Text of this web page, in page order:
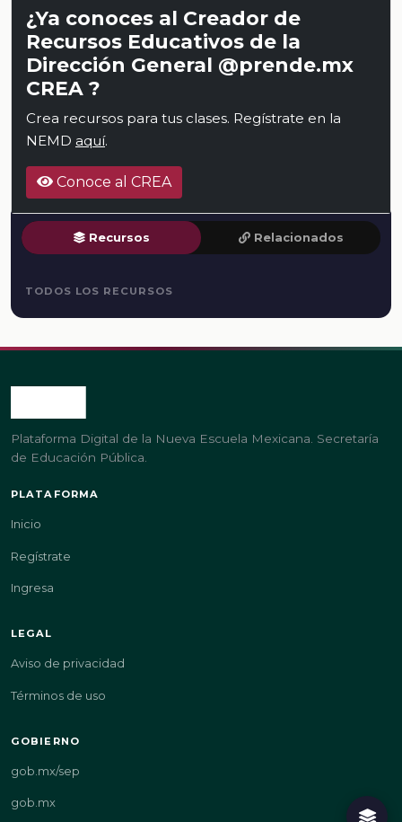
¿Ya conoces al Creador de
Recursos Educativos de la
Dirección General @prende.mx
CREA ?
Crea recursos para tus clases. Regístrate en la
NEMD aquí.
Conoce al CREA
Recursos Relacionados
TODOS LOS RECURSOS
Plataforma Digital de la Nueva Escuela Mexicana. Secretaría
de Educación Pública.
PLATAFORMA
Inicio
Regístrate
Ingresa
LEGAL
Aviso de privacidad
Términos de uso
GOBIERNO
gob.mx/sep
gob.mx